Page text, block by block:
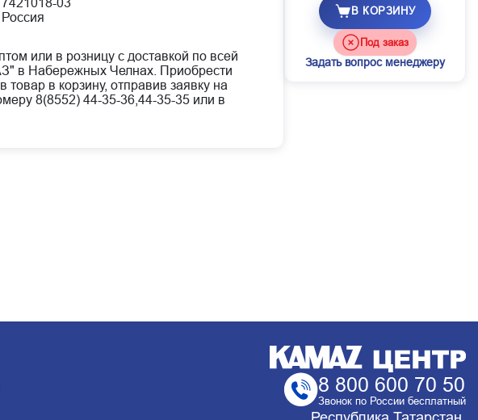
7421018-03
Россия
или в розницу с доставкой по всей
в Набережных Челнах. Приобрести
в корзину, отправив заявку на
8(8552) 44-35-36,44-35-35 или в
В КОРЗИНУ
Под заказ
Задать вопрос менеджеру
8 800 600 70 50
Звонок по России бесплатный